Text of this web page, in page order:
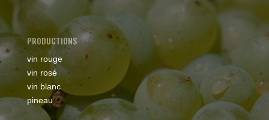
PRODUCTIONS
vin rouge
vin rosé
vin blanc
pineau